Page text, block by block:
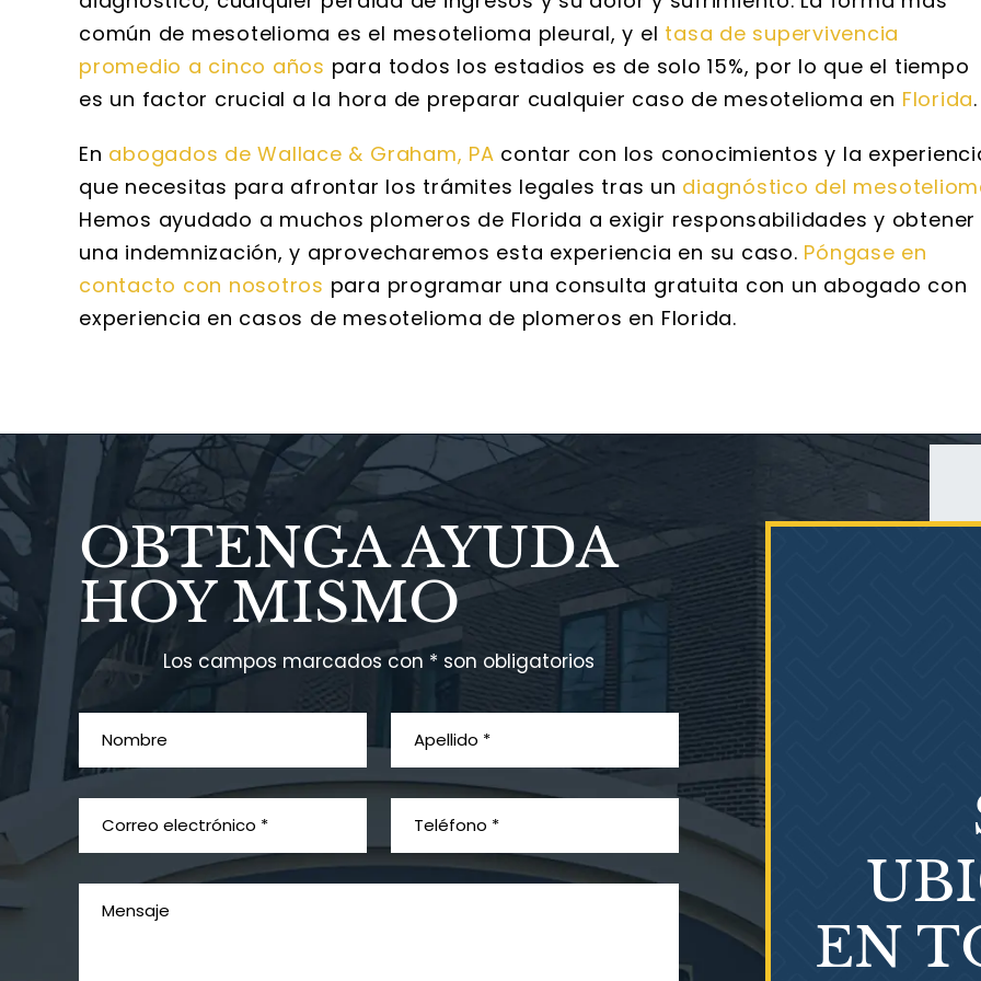
común de mesotelioma es el mesotelioma pleural, y el tasa de supervivencia
promedio a cinco años para todos los estadios es de solo 15%, por lo que el tiempo
es un factor crucial a la hora de preparar cualquier caso de mesotelioma en Florida.
En abogados de Wallace & Graham, PA contar con los conocimientos y la
que necesitas para afrontar los trámites legales tras un diagnóstico del
Hemos ayudado a muchos plomeros de Florida a exigir responsabilidades y obtener
una indemnización, y aprovecharemos esta experiencia en su caso. Póngase en
contacto con nosotros para programar una consulta gratuita con un abogado con
experiencia en casos de mesotelioma de plomeros en Florida.
OBTENGA AYUDA
HOY MISMO
Los campos marcados con * son obligatorios
EN